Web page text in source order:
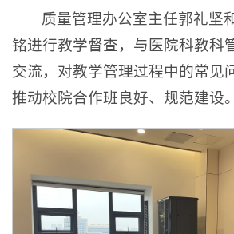
质量管理办公室主任郭礼坚
铭进行教学督查，与医院科教科
交流，对教学管理过程中的常见
推动校院合作班良好、规范建设。